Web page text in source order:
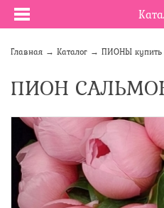
Главная → Каталог → ПИОНЫ купить
ПИОН